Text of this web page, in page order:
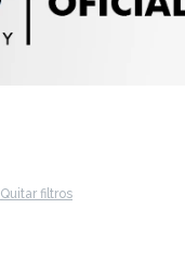
Quitar filtros